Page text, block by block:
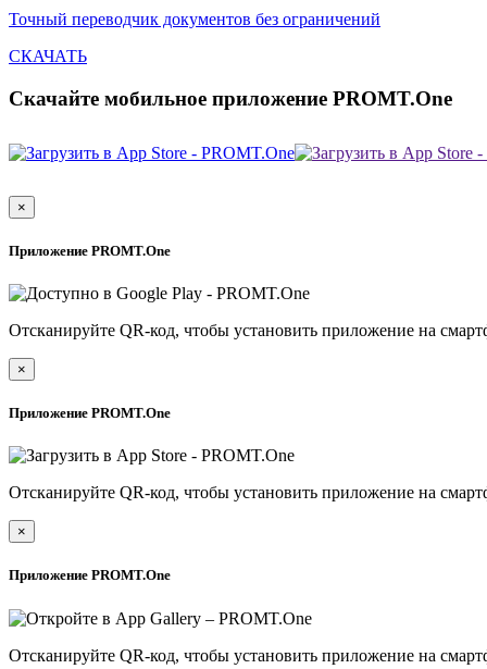
Точный переводчик документов без ограничений
СКАЧАТЬ
Скачайте мобильное приложение PROMT.One
×
Приложение PROMT.One
Отсканируйте QR-код, чтобы установить приложение на
×
Приложение PROMT.One
Отсканируйте QR-код, чтобы установить приложение на
×
Приложение PROMT.One
Отсканируйте QR-код, чтобы установить приложение на